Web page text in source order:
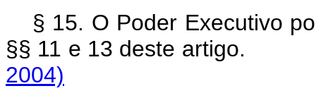
§ 15. O Poder Executivo
§§ 11 e 13 deste
2004)